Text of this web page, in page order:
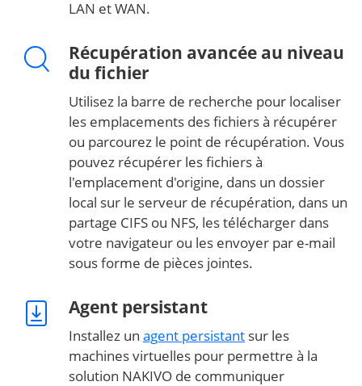
LAN et WAN.
Récupération avancée au niveau
du fichier
Utilisez la barre de recherche pour localiser
les emplacements des fichiers à récupérer
ou parcourez le point de récupération. Vous
pouvez récupérer les fichiers à
l'emplacement d'origine, dans un dossier
local sur le serveur de récupération, dans un
partage CIFS ou NFS, les télécharger dans
votre navigateur ou les envoyer par e-mail
sous forme de pièces jointes.
Agent persistant
Installez un agent persistant sur les
machines virtuelles pour permettre à la
solution NAKIVO de communiquer